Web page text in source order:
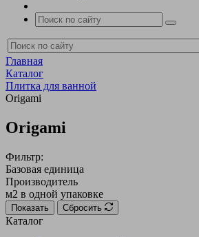
Главная
Каталог
Плитка для ванной
Origami
Origami
Фильтр:
Базовая единица
Производитель
м2 в одной упаковке
Показать Сбросить
Каталог